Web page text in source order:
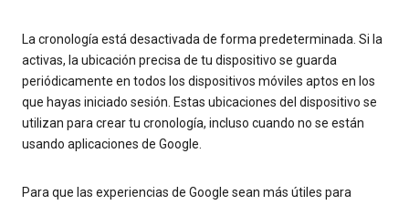
La cronología está desactivada de forma predeterminada. Si la
activas, la ubicación precisa de tu dispositivo se guarda
periódicamente en todos los dispositivos móviles aptos en los
que hayas iniciado sesión. Estas ubicaciones del dispositivo se
utilizan para crear tu cronología, incluso cuando no se están
usando aplicaciones de Google.
Para que las experiencias de Google sean más útiles para